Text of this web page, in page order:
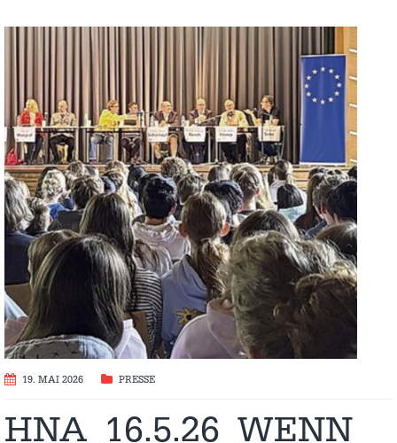
19. MAI 2026 PRESSE
HNA_16.5.26_WENN